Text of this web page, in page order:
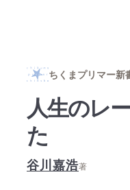
ちくまプリマー新
人生のレ
た
谷川嘉浩著